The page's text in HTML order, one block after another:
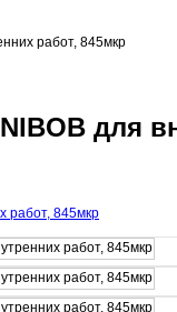
работ, 845мкр
для